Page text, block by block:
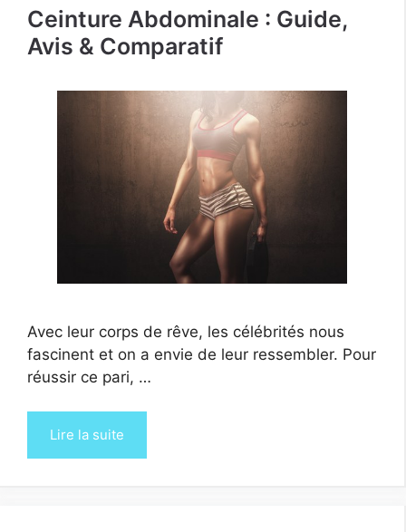
Ceinture Abdominale : Guide,
Avis & Comparatif
Avec leur corps de rêve, les célébrités nous
fascinent et on a envie de leur ressembler. Pour
réussir ce pari, …
Lire la suite